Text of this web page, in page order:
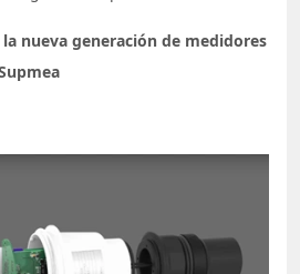
nueva generación de medidores